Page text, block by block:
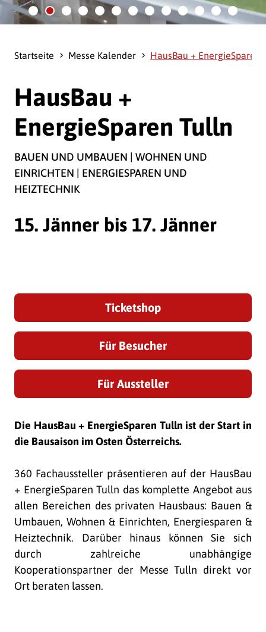
Startseite Messe Kalender HausBau + EnergieSparen
HausBau +
EnergieSparen Tulln
BAUEN UND UMBAUEN | WOHNEN UND
EINRICHTEN | ENERGIESPAREN UND
HEIZTECHNIK
15. Jänner bis 17. Jänner
Ticketshop
Für Besucher
Für Aussteller
Die HausBau + EnergieSparen Tulln ist der Start in
die Bausaison im Osten Österreichs.
360 Fachaussteller präsentieren auf der HausBau
+ EnergieSparen Tulln das komplette Angebot aus
allen Bereichen des privaten Hausbaus: Bauen &
Umbauen, Wohnen & Einrichten, Energiesparen &
Heiztechnik. Darüber hinaus können Sie sich
durch zahlreiche unabhängige
Kooperationspartner der Messe Tulln direkt vor
Ort beraten lassen.